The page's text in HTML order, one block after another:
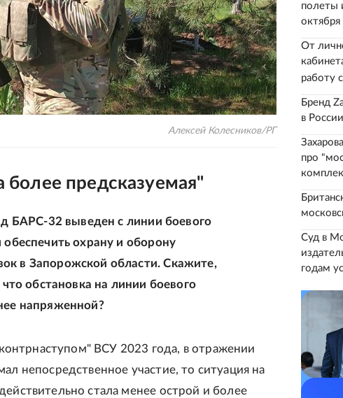
Алексей Колесников/РГ
более предсказуемая"
БАРС-32 выведен с линии боевого
обеспечить охрану и оборону
в Запорожской области. Скажите,
обстановка на линии боевого
напряженной?
ВСУ 2023 года, в отражении
непосредственное участие, то ситуация на
стала менее острой и более
полеты
октября
От
работу
Бренд
в России
про
Суд в
годам